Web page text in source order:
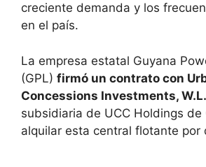
creciente demanda y los
en el país.
La empresa estatal Guyana
(GPL) firmó un contrato con
Concessions Investments,
subsidiaria de UCC Holdings de
alquilar esta central flotante por